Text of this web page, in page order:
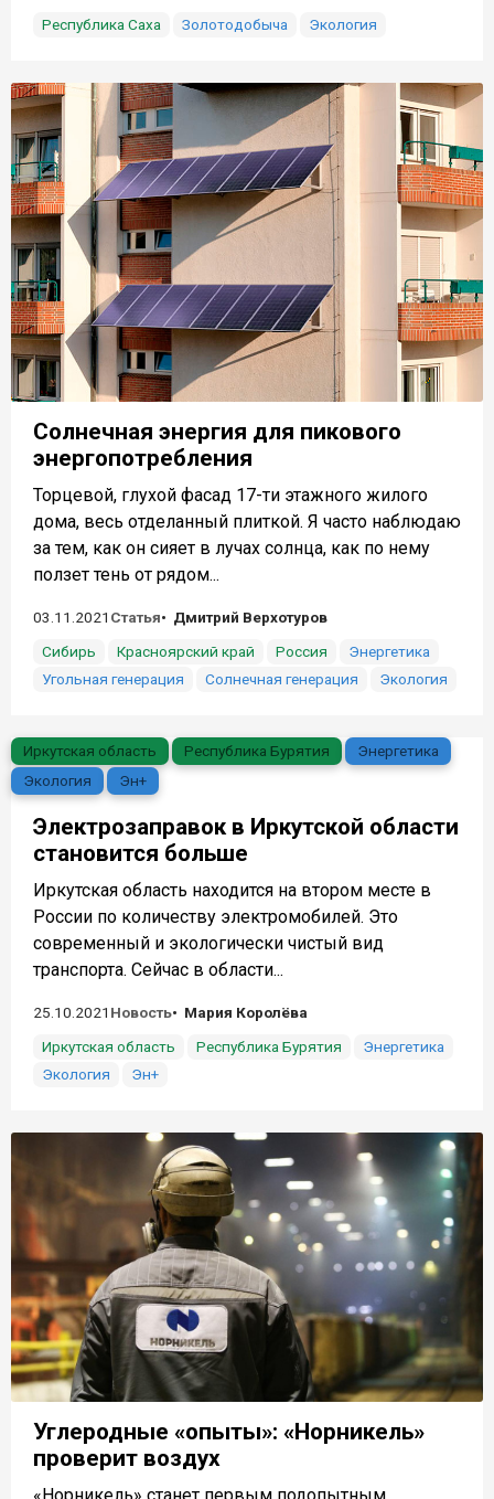
Республика Саха
Золотодобыча Экология
Солнечная энергия для пикового
энергопотребления
Торцевой, глухой фасад 17-ти этажного жилого
дома, весь отделанный плиткой. Я часто наблюдаю
за тем, как он сияет в лучах солнца, как по нему
ползет тень от рядом...
03.11.2021 Статья
Дмитрий Верхотуров
Сибирь
Красноярский край Россия
Энергетика
Угольная генерация
Солнечная генерация Экология
Иркутская область Республика Бурятия
Энергетика
Экология
Эн+
Электрозаправок в Иркутской области
становится больше
Иркутская область находится на втором месте в
России по количеству электромобилей. Это
современный и экологически чистый вид
транспорта. Сейчас в области...
25.10.2021 Новость
Мария Королёва
Иркутская область
Республика Бурятия
Энергетика
Экология
Эн+
Углеродные «опыты»: «Норникель»
проверит воздух